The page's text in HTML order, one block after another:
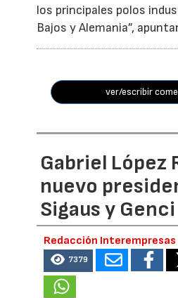
los principales polos
Bajos y Alemania”,
ver/escribir
Gabriel López
nuevo
Sigaus y Genci
Redacción Interempresas
7379